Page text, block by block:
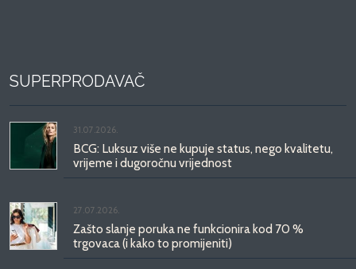
SUPERPRODAVAČ
31.07.2026.
BCG: Luksuz više ne kupuje status, nego kvalitetu,
vrijeme i dugoročnu vrijednost
27.07.2026.
Zašto slanje poruka ne funkcionira kod 70 %
trgovaca (i kako to promijeniti)